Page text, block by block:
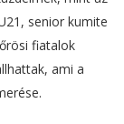
senior kumite
fiatalok
ami a